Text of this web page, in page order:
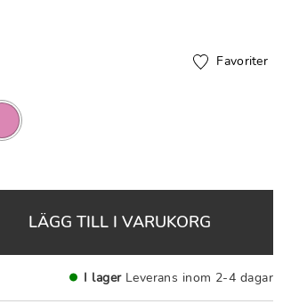
Favoriter
markerade
LÄGG TILL I VARUKORG
I lager Leverans inom 2-4 dagar